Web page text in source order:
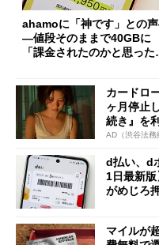
ahamoに「神です」との
―値段そのままで40GBに
「課金されたのかと思った
カードロ
ヶ月停止
続き』を
AD（渋谷法務
d払い、d
1日最新
がめじろ
マイルが